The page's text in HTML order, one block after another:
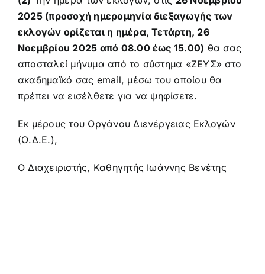
2025 (προσοχή ημερομηνία διεξαγωγής των
εκλογών ορίζεται η ημέρα, Τετάρτη, 26
Νοεμβρίου 2025 από 08.00 έως 15.00) θα σας
αποσταλεί μήνυμα από το σύστημα «ΖΕΥΣ» στο
ακαδημαϊκό σας email, μέσω του οποίου θα
πρέπει να εισέλθετε για να ψηφίσετε.
Εκ μέρους του Οργάνου Διενέργειας Εκλογών
(Ο.Δ.Ε.),
Ο Διαχειριστής, Καθηγητής Ιωάννης Βενέτης